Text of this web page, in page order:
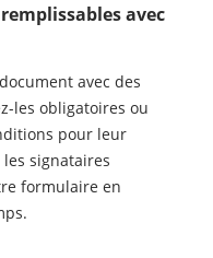
avec
avec des
les obligatoires ou
pour leur
signataires
formulaire en